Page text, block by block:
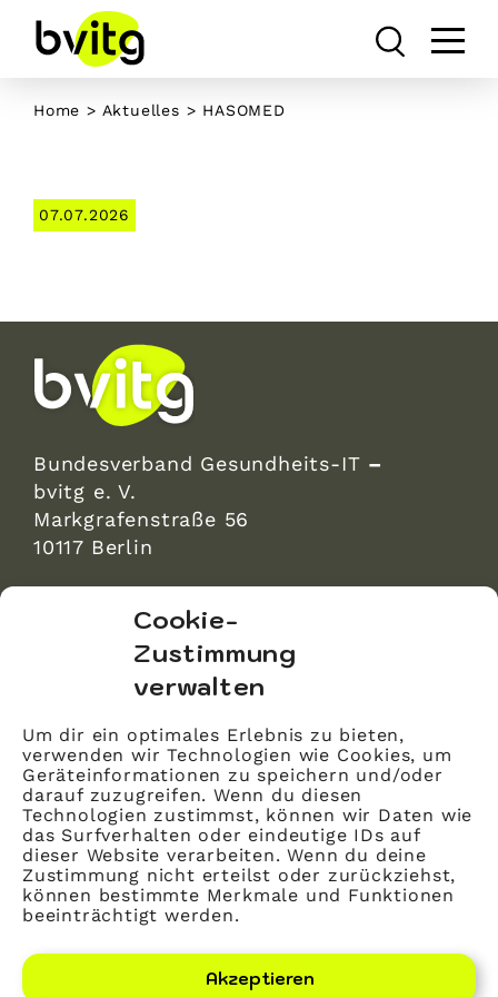
Cookie-
Zustimmung
verwalten
Um dir ein optimales Erlebnis zu bieten,
verwenden wir Technologien wie Cookies, um
Geräteinformationen zu speichern und/oder
darauf zuzugreifen. Wenn du diesen
Technologien zustimmst, können wir Daten wie
das Surfverhalten oder eindeutige IDs auf
dieser Website verarbeiten. Wenn du deine
Zustimmung nicht erteilst oder zurückziehst,
können bestimmte Merkmale und Funktionen
beeinträchtigt werden.
Akzeptieren
content
Home > Aktuelles > HASOMED
07.07.2026
Bundesverband Gesundheits-IT –
bvitg e. V.
Markgrafenstraße 56
10117 Berlin
Markgrafenstraße 56
10117 Berlin
Impressum
Kontakt
Datenschutz
Mitglied werden
LinkedIn
YouTube